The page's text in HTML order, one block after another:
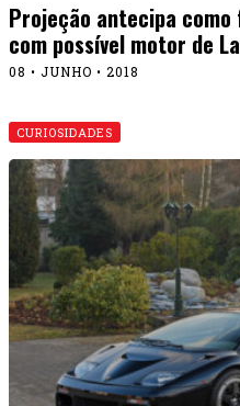
Projeção antecipa como
com possível motor de
08 • JUNHO • 2018
CURIOSIDADES